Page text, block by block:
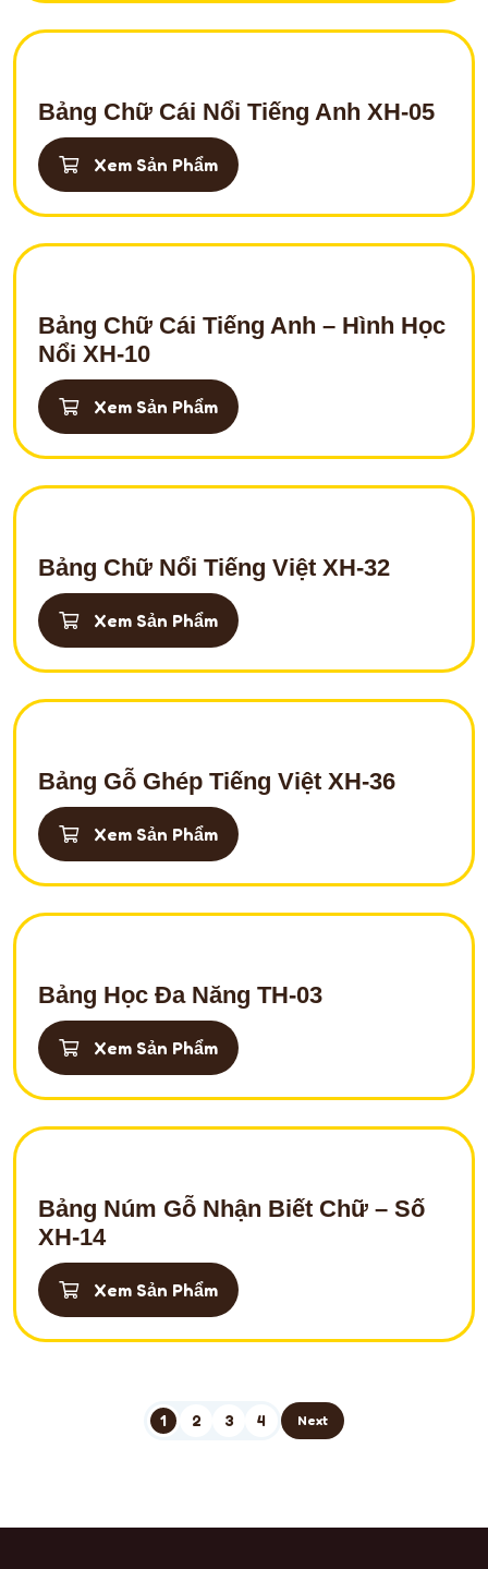
Bảng Chữ Cái Nổi Tiếng Anh XH-05
Xem Sản Phẩm
Bảng Chữ Cái Tiếng Anh – Hình Học
Nổi XH-10
Xem Sản Phẩm
Bảng Chữ Nổi Tiếng Việt XH-32
Xem Sản Phẩm
Bảng Gỗ Ghép Tiếng Việt XH-36
Xem Sản Phẩm
Bảng Học Đa Năng TH-03
Xem Sản Phẩm
Bảng Núm Gỗ Nhận Biết Chữ – Số
XH-14
Xem Sản Phẩm
1 2 3 4 Next